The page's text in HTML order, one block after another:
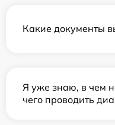
Какие документы
Я уже знаю, в чем
чего проводить